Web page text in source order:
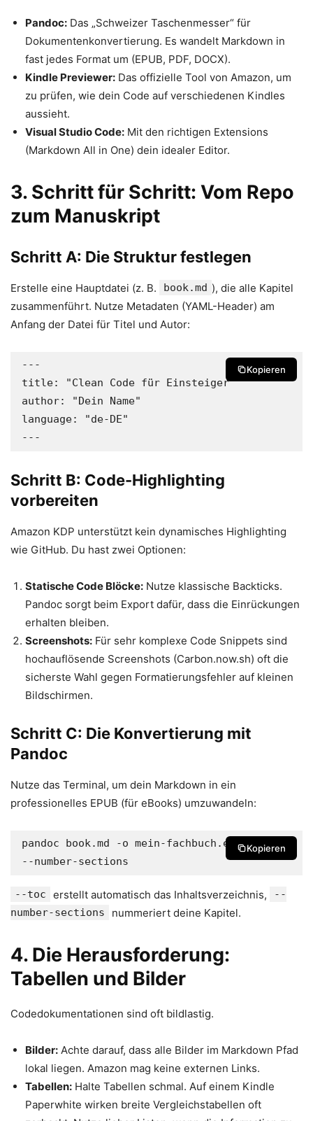
Pandoc: Das „Schweizer Taschenmesser“ für
Dokumentenkonvertierung. Es wandelt Markdown in
fast jedes Format um (EPUB, PDF, DOCX).
Kindle Previewer: Das offizielle Tool von Amazon, um
zu prüfen, wie dein Code auf verschiedenen Kindles
aussieht.
Visual Studio Code: Mit den richtigen Extensions
(Markdown All in One) dein idealer Editor.
3. Schritt für Schritt: Vom Repo
zum Manuskript
Schritt A: Die Struktur festlegen
Erstelle eine Hauptdatei (z. B. book.md ), die alle Kapitel
zusammenführt. Nutze Metadaten (YAML-Header) am
Anfang der Datei für Titel und Autor:
---
title: "Clean Code für Einsteiger"
author: "Dein Name"
language: "de-DE"
---
Kopieren
Schritt B: Code-Highlighting
vorbereiten
Amazon KDP unterstützt kein dynamisches Highlighting
wie GitHub. Du hast zwei Optionen:
Statische Code Blöcke: Nutze klassische Backticks.
Pandoc sorgt beim Export dafür, dass die Einrückungen
erhalten bleiben.
Screenshots: Für sehr komplexe Code Snippets sind
hochauflösende Screenshots (Carbon.now.sh) oft die
sicherste Wahl gegen Formatierungsfehler auf kleinen
Bildschirmen.
Schritt C: Die Konvertierung mit
Pandoc
Nutze das Terminal, um dein Markdown in ein
professionelles EPUB (für eBooks) umzuwandeln:
pandoc book.md -o mein-fachbuch.epub --toc
--number-sections
Kopieren
--toc erstellt automatisch das Inhaltsverzeichnis,
--
number-sections
nummeriert deine Kapitel.
4. Die Herausforderung:
Tabellen und Bilder
Codedokumentationen sind oft bildlastig.
Bilder: Achte darauf, dass alle Bilder im Markdown Pfad
lokal liegen. Amazon mag keine externen Links.
Tabellen: Halte Tabellen schmal. Auf einem Kindle
Paperwhite wirken breite Vergleichstabellen oft